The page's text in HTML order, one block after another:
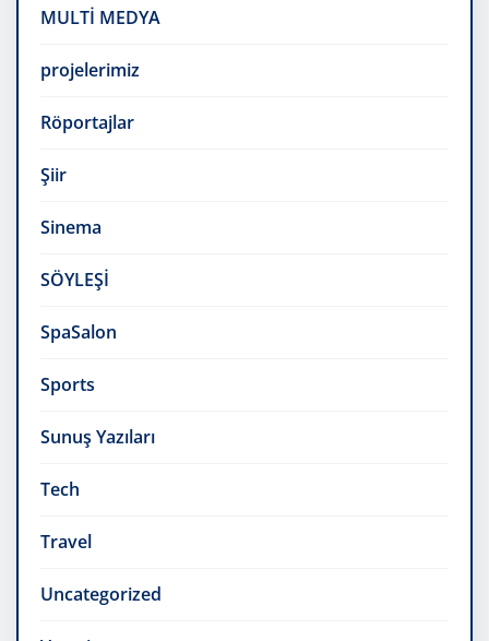
MULTİ MEDYA
projelerimiz
Röportajlar
Şiir
Sinema
SÖYLEŞİ
SpaSalon
Sports
Sunuş Yazıları
Tech
Travel
Uncategorized